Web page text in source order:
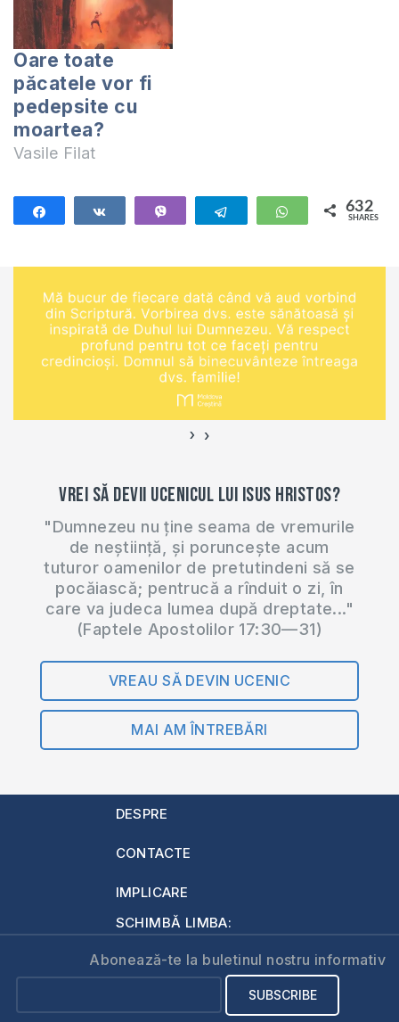
Oare toate
păcatele vor fi
pedepsite cu
moartea?
Vasile Filat
Telegram WhatsApp
632
SHARES
‹ ›
Vrei să devii ucenicul lui Isus Hristos?
"Dumnezeu nu ține seama de vremurile
de neștiință, și poruncește acum
tuturor oamenilor de pretutindeni să se
pocăiască; pentrucă a rînduit o zi, în
care va judeca lumea după dreptate..."
(Faptele Apostolilor 17:30—31)
VREAU SĂ DEVIN UCENIC
MAI AM ÎNTREBĂRI
DESPRE
CONTACTE
IMPLICARE
SCHIMBĂ LIMBA:
Abonează-te la buletinul nostru informativ